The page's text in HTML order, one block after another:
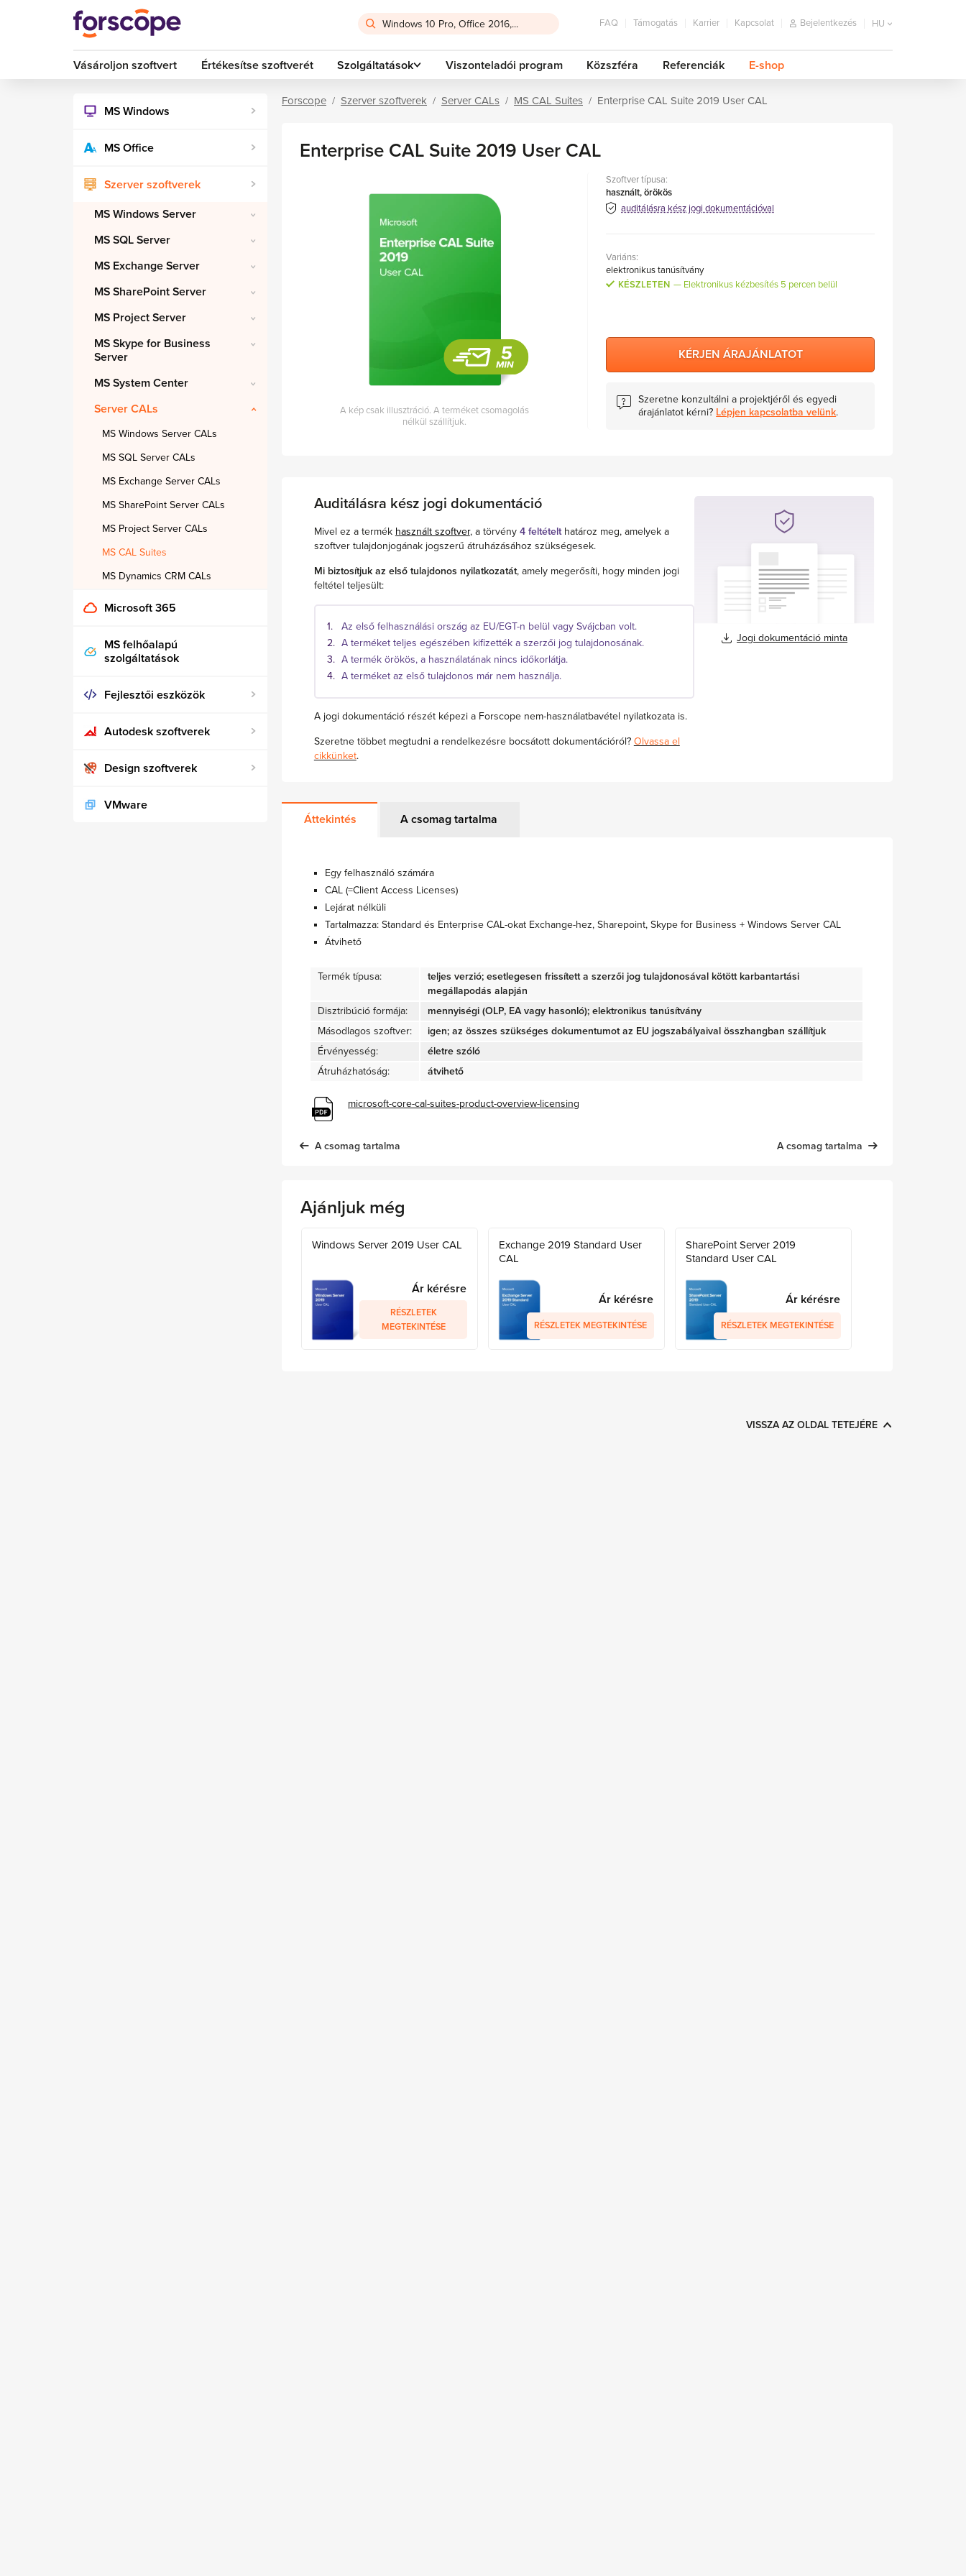
FAQ Támogatás Karrier Kapcsolat Bejelentkezés HU
Vásároljon szoftvert Értékesítse szoftverét Szolgáltatások Viszonteladói program Közszféra Referenciák E-shop
MS Windows
MS Office
Szerver szoftverek
MS Windows Server
MS SQL Server
MS Exchange Server
MS SharePoint Server
MS Project Server
MS Skype for Business
Server
MS System Center
Server CALs
MS Windows Server CALs
MS SQL Server CALs
MS Exchange Server CALs
MS SharePoint Server CALs
MS Project Server CALs
MS CAL Suites
MS Dynamics CRM CALs
Microsoft 365
MS felhőalapú
szolgáltatások
Fejlesztői eszközök
Autodesk szoftverek
Design szoftverek
VMware
Forscope Szerver szoftverek Server CALs MS CAL Suites Enterprise CAL Suite 2019 User CAL
Enterprise CAL Suite 2019 User CAL
A kép csak illusztráció. A terméket csomagolás
nélkül szállítjuk.
Szoftver típusa:
használt, örökös
auditálásra kész jogi dokumentációval
Variáns:
elektronikus tanúsítvány
KÉSZLETEN
Elektronikus kézbesítés 5 percen belül
KÉRJEN ÁRAJÁNLATOT
Szeretne konzultálni a projektjéről és egyedi
árajánlatot kérni? Lépjen kapcsolatba velünk.
Auditálásra kész jogi dokumentáció
Mivel ez a termék használt szoftver, a törvény 4 feltételthatároz meg, amelyek a
szoftver tulajdonjogának jogszerű átruházásához szükségesek.
Mi biztosítjuk az első tulajdonos nyilatkozatát, amely megerősíti, hogy minden jogi
feltétel teljesült:
Az első felhasználási ország az EU/EGT-n belül vagy Svájcban volt.
A terméket teljes egészében kifizették a szerzői jog tulajdonosának.
A termék örökös, a használatának nincs időkorlátja.
A terméket az első tulajdonos már nem használja.
A jogi dokumentáció részét képezi a Forscope nem-használatbavétel nyilatkozata is.
Szeretne többet megtudni a rendelkezésre bocsátott dokumentációról? Olvassa el
cikkünket.
Jogi dokumentáció minta
Áttekintés A csomag tartalma
Egy felhasználó számára
CAL (=Client Access Licenses)
Lejárat nélküli
Tartalmazza: Standard és Enterprise CAL-okat Exchange-hez, Sharepoint, Skype for Business + Windows Server CAL
Átvihető
Termék típusa:
teljes verzió; esetlegesen frissített a szerzői jog tulajdonosával kötött karbantartási
megállapodás alapján
Disztribúció formája:
mennyiségi (OLP, EA vagy hasonló); elektronikus tanúsítvány
Másodlagos szoftver:
igen; az összes szükséges dokumentumot az EU jogszabályaival összhangban szállítjuk
Érvényesség:
életre szóló
Átruházhatóság:
átvihető
microsoft-core-cal-suites-product-overview-licensing
A csomag tartalma A csomag tartalma
Ajánljuk még
Windows Server 2019 User CAL
Ár kérésre
RÉSZLETEK
MEGTEKINTÉSE
Exchange 2019 Standard User
CAL
Ár kérésre
RÉSZLETEK MEGTEKINTÉSE
SharePoint Server 2019
Standard User CAL
Ár kérésre
RÉSZLETEK MEGTEKINTÉSE
VISSZA AZ OLDAL TETEJÉRE